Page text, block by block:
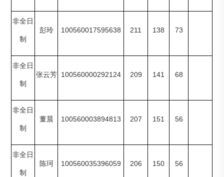
非全日
制
彭玲 100560017595638 211 138 73
非全日
制
张云芳 100560000292124 209 141 68
非全日
制
董晨 100560003894813 207 151 56
非全日
制
陈珂 100560035396059 206 150 56